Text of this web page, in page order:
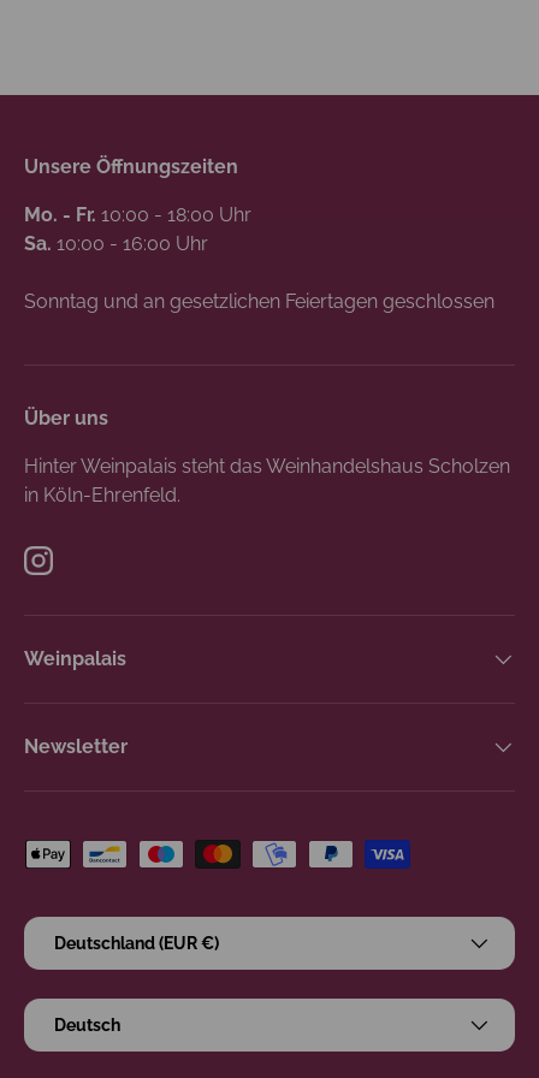
Unsere Öffnungszeiten
Mo. - Fr. 10:00 - 18:00 Uhr
Sa. 10:00 - 16:00 Uhr
Sonntag und an gesetzlichen Feiertagen geschlossen
Über uns
Hinter Weinpalais steht das Weinhandelshaus Scholzen
in Köln-Ehrenfeld.
Instagram
Weinpalais
Newsletter
Zahlungsmethoden
Land/Region
Deutschland (EUR €)
Sprache
Deutsch